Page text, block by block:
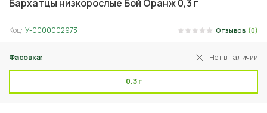
Бархатцы низкорослые Бой Оранж 0,3 г
Код: У-0000002973 Отзывов (0)
Фасовка: Нет в наличии
0.3 г